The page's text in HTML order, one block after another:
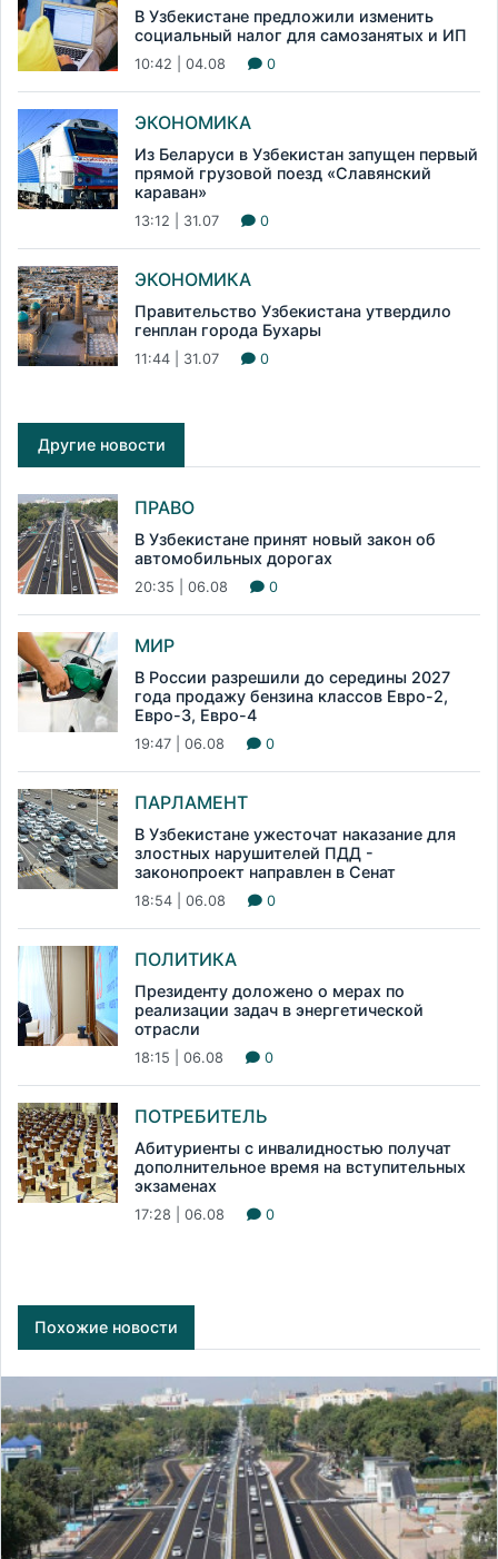
В Узбекистане предложили изменить
социальный налог для самозанятых и ИП
10:42 | 04.08 0
ЭКОНОМИКА
Из Беларуси в Узбекистан запущен первый
прямой грузовой поезд «Славянский
караван»
13:12 | 31.07 0
ЭКОНОМИКА
Правительство Узбекистана утвердило
генплан города Бухары
11:44 | 31.07 0
Другие новости
ПРАВО
В Узбекистане принят новый закон об
автомобильных дорогах
20:35 | 06.08 0
МИР
В России разрешили до середины 2027
года продажу бензина классов Евро-2,
Евро-3, Евро-4
19:47 | 06.08 0
ПАРЛАМЕНТ
В Узбекистане ужесточат наказание для
злостных нарушителей ПДД -
законопроект направлен в Сенат
18:54 | 06.08 0
ПОЛИТИКА
Президенту доложено о мерах по
реализации задач в энергетической
отрасли
18:15 | 06.08 0
ПОТРЕБИТЕЛЬ
Абитуриенты с инвалидностью получат
дополнительное время на вступительных
экзаменах
17:28 | 06.08 0
Похожие новости